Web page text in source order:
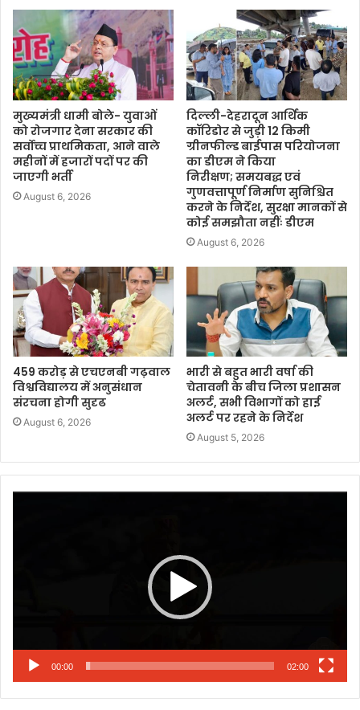
मुख्यमंत्री धामी बोले- युवाओं
को रोजगार देना सरकार की
सर्वोच्च प्राथमिकता, आने वाले
महीनों में हजारों पदों पर की
जाएगी भर्ती
August 6, 2026
दिल्ली-देहरादून आर्थिक
कॉरिडोर से जुड़ी 12 किमी
ग्रीनफील्ड बाईपास परियोजना
का डीएम ने किया
निरीक्षण; समयबद्ध एवं
गुणवत्तापूर्ण निर्माण सुनिश्चित
करने के निर्देश, सुरक्षा मानकों से
कोई समझौता नहींः डीएम
August 6, 2026
459 करोड़ से एचएनबी गढ़वाल
विश्वविद्यालय में अनुसंधान
संरचना होगी सुदृढ
August 6, 2026
भारी से बहुत भारी वर्षा की
चेतावनी के बीच जिला प्रशासन
अलर्ट, सभी विभागों को हाई
अलर्ट पर रहने के निर्देश
August 5, 2026
00:00 02:00